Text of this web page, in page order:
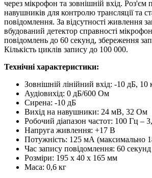
через мікрофон та зовнішній вхід. Роз'єм
навушників для контролю трансляції та
повідомлення. За відсутності живлення
вбудований детектор справності
повідомлень до 60 секунд, збереження
Кількість циклів запису до 100 000.
Технічні характеристики:
Зовнішній лінійний вхід: -10 дБ,
Аудіовихід: 0 дБ/600 Ом
Сирена: -10 дБ
Вихід на навушники: 24 мВ, 32 Ом
Робочий діапазон частот: 100 Гц –
Напруга живлення: +17 В
Потужність: 125 мА (максимально
Час запису повідомлення: 60
Розміри: 195 x 40 x 165 мм
Маса: 0,6 кг